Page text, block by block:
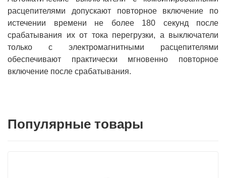
расцепителями допускают повторное включение по
истечении времени не более 180 секунд после
срабатывания их от тока перегрузки, а выключатели
только с электромагнитными расцепителями
обеспечивают практически мгновенно повторное
включение после срабатывания.
Популярные товары